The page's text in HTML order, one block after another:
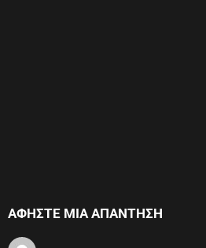
ΑΦΉΣΤΕ ΜΙΑ ΑΠΆΝΤΗΣΗ